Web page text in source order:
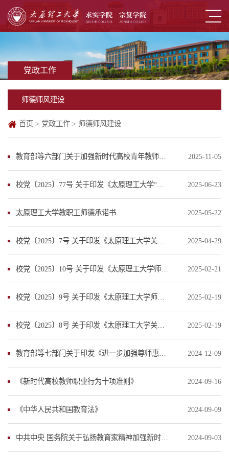
党政工作
师德师风建设
首页 > 党政工作> 师德师风建设
教育部等六部门关于加强新时代高校青年教师队伍建设的指导意见 2025-11-05
校党〔2025〕77号 关于印发《太原理工大学“弘扬践行教育家精神—师德建设行动”实... 2025-06-23
太原理工大学教职工师德承诺书 2025-05-22
校党〔2025〕7号 关于印发《太原理工大学关于加强和改进新时代教师思想政治工作和... 2025-04-29
校党〔2025〕10号 关于印发《太原理工大学师德失范行为处理办法》的通知 2025-02-21
校党〔2025〕9号 关于印发《太原理工大学师德考核实施办法》的通知 2025-02-19
校党〔2025〕8号 关于印发《太原理工大学关于建立健全师德师风建设长效机制的实施... 2025-02-19
教育部等七部门关于印发《进一步加强尊师惠师工作的若干措施》的通知 2024-12-09
《新时代高校教师职业行为十项准则》 2024-09-16
《中华人民共和国教育法》 2024-09-09
中共中央 国务院关于弘扬教育家精神加强新时代高素质专业化教师队伍建设的意见 2024-09-03